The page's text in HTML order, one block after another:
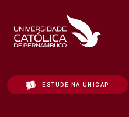
ESTUDE NA UNICAP